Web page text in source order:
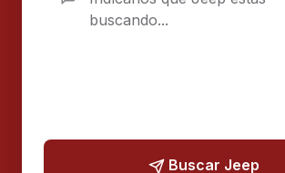
Buscar Jeep